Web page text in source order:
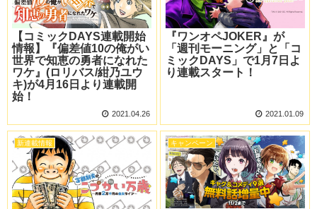
【コミックDAYS連載開始
情報】『偏差値10の俺がい
世界で知恵の勇者になれた
ワケ』(ロリバス/紺乃ユウ
キ)が4月16日より連載開
始！
2021.04.26
『ワンオペJOKER』が
「週刊モーニング」と「コ
ミックDAYS」で1月7日よ
り連載スタート！
2021.01.09
新連載情報 キャンペーン